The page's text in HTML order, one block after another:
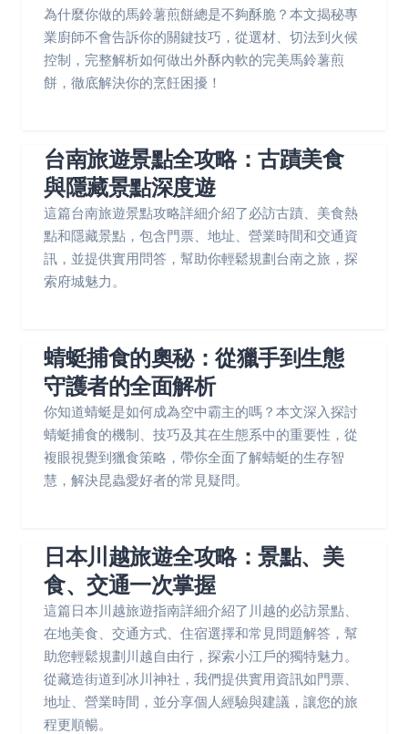
為什麼你做的馬鈴薯煎餅總是不夠酥脆？本文揭秘專
業廚師不會告訴你的關鍵技巧，從選材、切法到火候
控制，完整解析如何做出外酥內軟的完美馬鈴薯煎
餅，徹底解決你的烹飪困擾！
台南旅遊景點全攻略：古蹟美食
與隱藏景點深度遊
這篇台南旅遊景點攻略詳細介紹了必訪古蹟、美食熱
點和隱藏景點，包含門票、地址、營業時間和交通資
訊，並提供實用問答，幫助你輕鬆規劃台南之旅，探
索府城魅力。
蜻蜓捕食的奧秘：從獵手到生態
守護者的全面解析
你知道蜻蜓是如何成為空中霸主的嗎？本文深入探討
蜻蜓捕食的機制、技巧及其在生態系中的重要性，從
複眼視覺到獵食策略，帶你全面了解蜻蜓的生存智
慧，解決昆蟲愛好者的常見疑問。
日本川越旅遊全攻略：景點、美
食、交通一次掌握
這篇日本川越旅遊指南詳細介紹了川越的必訪景點、
在地美食、交通方式、住宿選擇和常見問題解答，幫
助您輕鬆規劃川越自由行，探索小江戶的獨特魅力。
從藏造街道到冰川神社，我們提供實用資訊如門票、
地址、營業時間，並分享個人經驗與建議，讓您的旅
程更順暢。